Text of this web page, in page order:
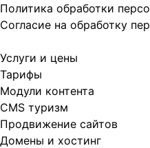
Политика обработки
Согласие на обработку
Услуги и цены
Тарифы
Модули контента
CMS туризм
Продвижение сайтов
Домены и хостинг